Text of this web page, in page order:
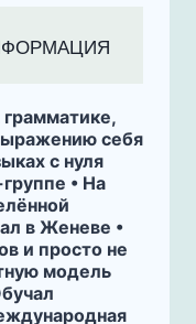
себя
с нуля
• На
в Женеве •
и просто не
модель